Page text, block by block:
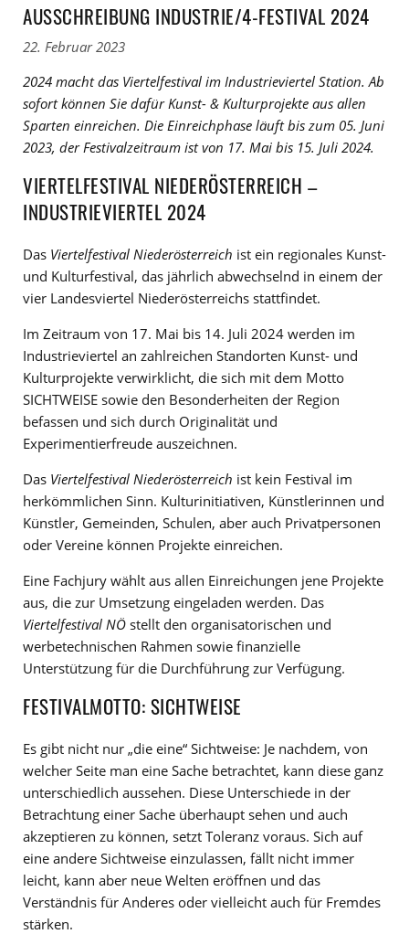
AUSSCHREIBUNG INDUSTRIE/4-FESTIVAL 2024
22. Februar 2023
2024 macht das Viertelfestival im Industrieviertel Station. Ab
sofort können Sie dafür Kunst- & Kulturprojekte aus allen
Sparten einreichen. Die Einreichphase läuft bis zum 05. Juni
2023, der Festivalzeitraum ist von 17. Mai bis 15. Juli 2024.
VIERTELFESTIVAL NIEDERÖSTERREICH –
INDUSTRIEVIERTEL 2024
Das Viertelfestival Niederösterreich ist ein regionales Kunst-
und Kulturfestival, das jährlich abwechselnd in einem der
vier Landesviertel Niederösterreichs stattfindet.
Im Zeitraum von 17. Mai bis 14. Juli 2024 werden im
Industrieviertel an zahlreichen Standorten Kunst- und
Kulturprojekte verwirklicht, die sich mit dem Motto
SICHTWEISE sowie den Besonderheiten der Region
befassen und sich durch Originalität und
Experimentierfreude auszeichnen.
Das Viertelfestival Niederösterreich ist kein Festival im
herkömmlichen Sinn. Kulturinitiativen, Künstlerinnen und
Künstler, Gemeinden, Schulen, aber auch Privatpersonen
oder Vereine können Projekte einreichen.
Eine Fachjury wählt aus allen Einreichungen jene Projekte
aus, die zur Umsetzung eingeladen werden. Das
Viertelfestival NÖ stellt den organisatorischen und
werbetechnischen Rahmen sowie finanzielle
Unterstützung für die Durchführung zur Verfügung.
FESTIVALMOTTO: SICHTWEISE
Es gibt nicht nur „die eine“ Sichtweise: Je nachdem, von
welcher Seite man eine Sache betrachtet, kann diese ganz
unterschiedlich aussehen. Diese Unterschiede in der
Betrachtung einer Sache überhaupt sehen und auch
akzeptieren zu können, setzt Toleranz voraus. Sich auf
eine andere Sichtweise einzulassen, fällt nicht immer
leicht, kann aber neue Welten eröffnen und das
Verständnis für Anderes oder vielleicht auch für Fremdes
stärken.